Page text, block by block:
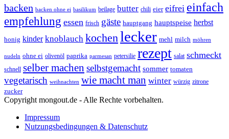
backen backen ohne ei basilikum beilage butter chili eier eifrei einfach
empfehlung essen frisch gäste hauptgang hauptspeise herbst
honig kinder knoblauch kochenlecker mehl milch möhren
nudeln ohne ei olivenöl paprika parmesan petersilie rezept salat schmeckt
schnell selber machen selbstgemacht sommer tomaten
vegetarisch weihnachten wie macht man winter würzig zitrone
zucker
Copyright mongout.de - Alle Rechte vorbehalten.
Impressum
Nutzungsbedingungen & Datenschutz